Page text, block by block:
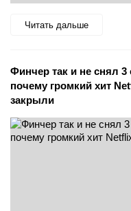
Читать дальше
Финчер так и не снял 3
почему громкий хит
закрыли